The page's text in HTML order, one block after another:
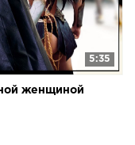
5:35
женщиной